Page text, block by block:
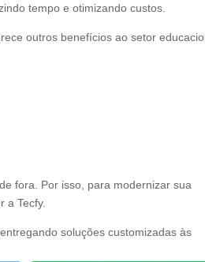
tempo e otimizando custos.
outros benefícios ao setor
fora. Por isso, para modernizar sua
a Tecfy.
soluções customizadas às